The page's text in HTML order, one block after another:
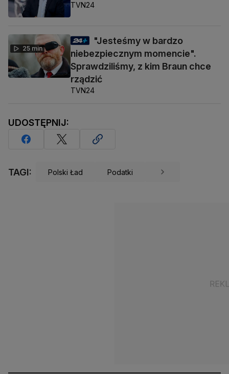
TVN24
25 min
"Jesteśmy w bardzo
niebezpiecznym momencie".
Sprawdziliśmy, z kim Braun chce
rządzić
TVN24
UDOSTĘPNIJ:
TAGI: Polski Ład Podatki